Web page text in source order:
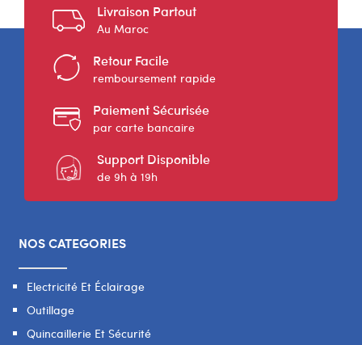
Livraison Partout
Au Maroc
Retour Facile
remboursement rapide
Paiement Sécurisée
par carte bancaire
Support Disponible
de 9h à 19h
NOS CATEGORIES
Electricité Et Éclairage
Outillage
Quincaillerie Et Sécurité